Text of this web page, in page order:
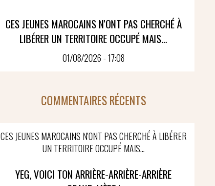
CES JEUNES MAROCAINS N'ONT PAS CHERCHÉ À
LIBÉRER UN TERRITOIRE OCCUPÉ MAIS...
01/08/2026 - 17:08
COMMENTAIRES RÉCENTS
CES JEUNES MAROCAINS N'ONT PAS CHERCHÉ À LIBÉRER
UN TERRITOIRE OCCUPÉ MAIS...
YEG, VOICI TON ARRIÈRE-ARRIÈRE-ARRIÈRE